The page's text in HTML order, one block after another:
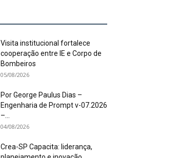
Visita institucional fortalece
cooperação entre IE e Corpo de
Bombeiros
05/08/2026
Por George Paulus Dias –
Engenharia de Prompt v-07.2026
–...
04/08/2026
Crea-SP Capacita: liderança,